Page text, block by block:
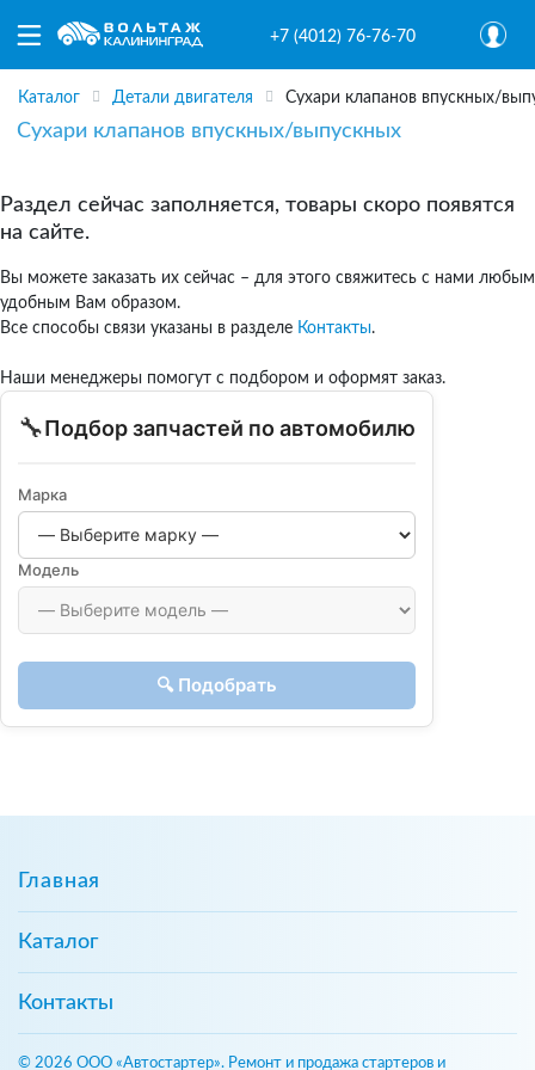
+7 (4012) 76-76-70
Каталог Детали двигателя Сухари клапанов впускных/
Сухари клапанов впускных/выпускных
Раздел сейчас заполняется, товары скоро появятся
на сайте.
Вы можете заказать их сейчас – для этого свяжитесь с нами любым
удобным Вам образом.
Все способы связи указаны в разделе Контакты.
Наши менеджеры помогут с подбором и оформят заказ.
🔧Подбор запчастей по автомобилю
Марка
Модель
🔍 Подобрать
Главная
Каталог
Контакты
© 2026 ООО «Автостартер». Ремонт и продажа стартеров и